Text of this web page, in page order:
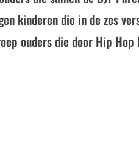
kinderen die in de zes
ouders die door Hip